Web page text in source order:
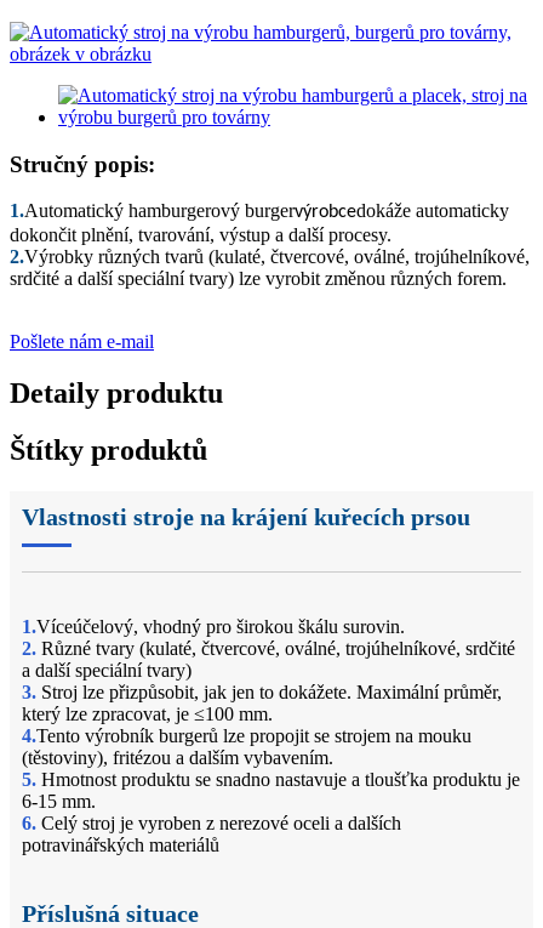
Stručný popis:
1.Automatický hamburgerový burgervýrobcedokáže automaticky
dokončit plnění, tvarování, výstup a další procesy.
2.Výrobky různých tvarů (kulaté, čtvercové, oválné, trojúhelníkové,
srdčité a další speciální tvary) lze vyrobit změnou různých forem.
Pošlete nám e-mail
Detaily produktu
Štítky produktů
Vlastnosti stroje na krájení kuřecích prsou
1.Víceúčelový, vhodný pro širokou škálu surovin.
2. Různé tvary (kulaté, čtvercové, oválné, trojúhelníkové, srdčité
a další speciální tvary)
3. Stroj lze přizpůsobit, jak jen to dokážete. Maximální průměr,
který lze zpracovat, je ≤100 mm.
4.Tento výrobník burgerů lze propojit se strojem na mouku
(těstoviny), fritézou a dalším vybavením.
5. Hmotnost produktu se snadno nastavuje a tloušťka produktu je
6-15 mm.
6. Celý stroj je vyroben z nerezové oceli a dalších
potravinářských materiálů
Příslušná situace